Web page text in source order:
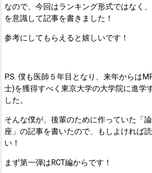
なので、今回はランキング形式ではなく
を意識して記事を書きました！
参考にしてもらえると嬉しいです！
P.S. 僕も医師５年目となり、来年からは
士)を獲得すべく東京大学の大学院に進学
した。
そんな僕が、後輩のために作っていた「
座」の記事を書いたので、もしよければ
い！
まず第一弾はRCT編からです！